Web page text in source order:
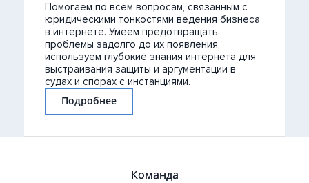
Помогаем по всем вопросам, связанным с
юридическими тонкостями ведения бизнеса
в интернете. Умеем предотвращать
проблемы задолго до их появления,
используем глубокие знания интернета для
выстраивания защиты и аргументации в
судах и спорах с инстанциями.
Подробнее
Команда